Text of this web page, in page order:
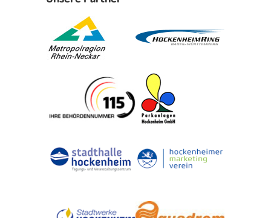
Erleben in Hockenheim
Spaß unter prickelnden Wasserfällen, das rauschende Meer im
Sprudelliege im Solebecken?